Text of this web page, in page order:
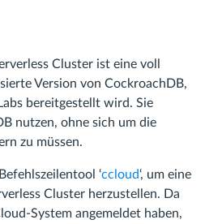
Cluster ist eine voll
Version von CockroachDB,
bereitgestellt wird. Sie
nutzen, ohne sich um die
zu müssen.
‘ccloud‘, um eine
Cluster herzustellen. Da
System angemeldet haben,